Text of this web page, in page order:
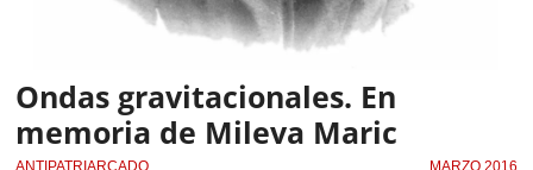
Ondas gravitacionales. En
memoria de Mileva Maric